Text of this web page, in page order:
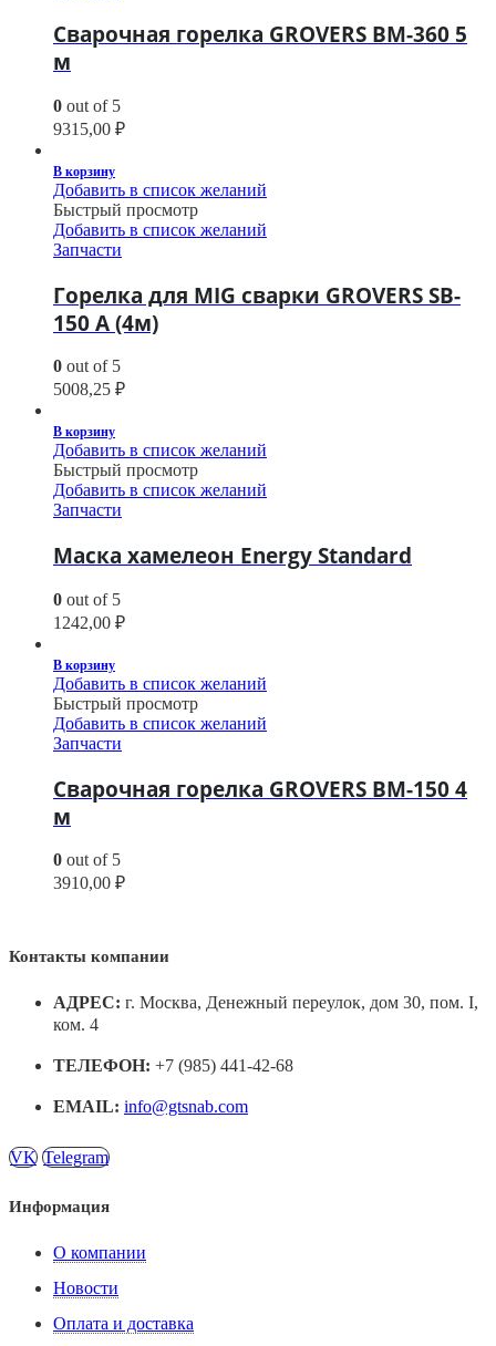
Сварочная горелка GROVERS BM-360 5
м
0 out of 5
9315,00 ₽
В корзину
Добавить в список желаний
Быстрый просмотр
Добавить в список желаний
Запчасти
Горелка для MIG сварки GROVERS SB-
150 A (4м)
0 out of 5
5008,25 ₽
В корзину
Добавить в список желаний
Быстрый просмотр
Добавить в список желаний
Запчасти
Маска хамелеон Energy Standard
0 out of 5
1242,00 ₽
В корзину
Добавить в список желаний
Быстрый просмотр
Добавить в список желаний
Запчасти
Сварочная горелка GROVERS BM-150 4
м
0 out of 5
3910,00 ₽
Контакты компании
АДРЕС: г. Москва, Денежный переулок, дом 30, пом. I,
ком. 4
ТЕЛЕФОН: +7 (985) 441-42-68
EMAIL: info@gtsnab.com
VK Telegram
Информация
О компании
Новости
Оплата и доставка